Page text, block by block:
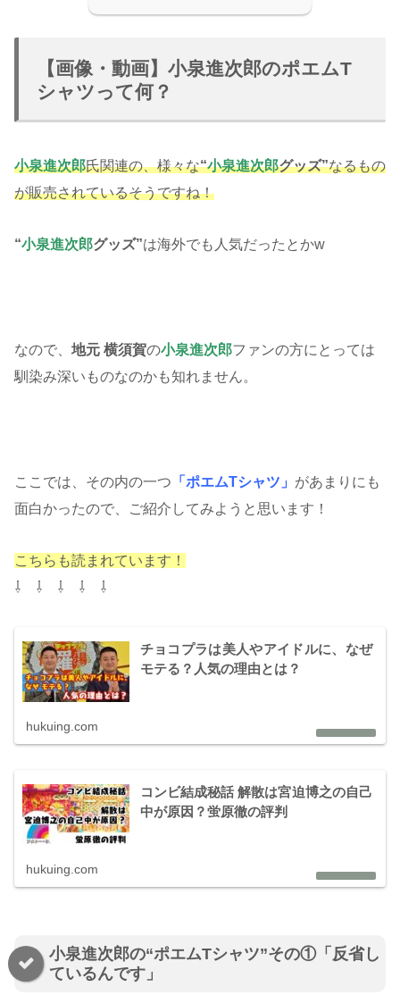
【画像・動画】小泉進次郎のポエムT
シャツって何？
小泉進次郎氏関連の、様々な“小泉進次郎グッズ”なるもの
が販売されているそうですね！
“小泉進次郎グッズ”は海外でも人気だったとかw
なので、 地元 横須賀の小泉進次郎ファンの方にとっては
馴染み深いものなのかも知れません。
ここでは、その内の一つ 「ポエムTシャツ」 があまりにも
面白かったので、ご紹介してみようと思います！
こちらも読まれています！
⇩ ⇩ ⇩ ⇩ ⇩
チョコプラは美人やアイドルに、なぜ
モテる？人気の理由とは？
hukuing.com
コンビ結成秘話 解散は宮迫博之の自己
中が原因？蛍原徹の評判
hukuing.com
小泉進次郎の“ポエムTシャツ”その①「反省し
ているんです」